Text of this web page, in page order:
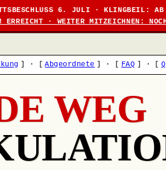
6. JULI · KLINGBEIL:
ERREICHT · WEITER MITZEICHNEN:
· Abgeordnete · FAQ ·
WEG